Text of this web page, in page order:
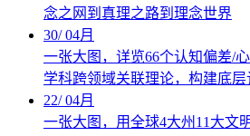
念之网到真理之路到理念世界
30/04月
一张大图，详览66个认知偏差/
学科跨领域关联理论，构建底
22/04月
一张大图，用全球4大州11大文